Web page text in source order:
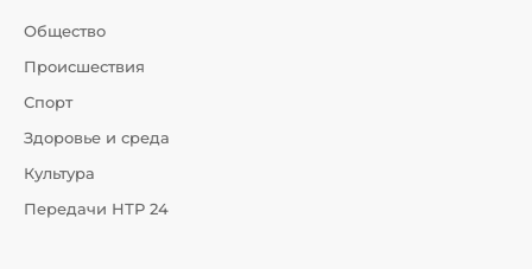
Общество
Происшествия
Спорт
Здоровье и среда
Культура
Передачи НТР 24